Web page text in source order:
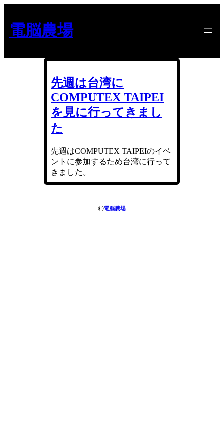
を
ス
ッ
電脳農場
先週は台湾に
COMPUTEX TAIPEI
を見に行ってきまし
た
先週はCOMPUTEX TAIPEIのイベ
ントに参加するため台湾に行って
きました。
©電脳農場